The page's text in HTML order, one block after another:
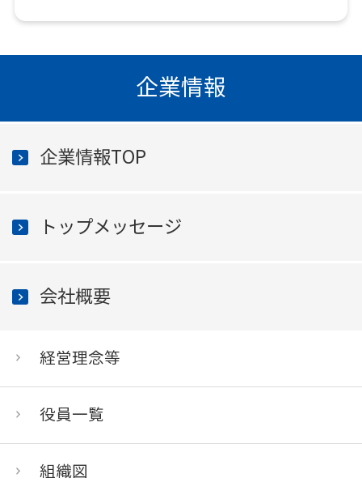
企業情報
企業情報TOP
トップメッセージ
会社概要
経営理念等
役員一覧
組織図